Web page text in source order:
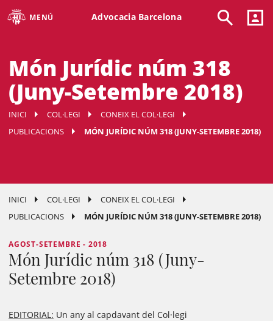
MENÚ Advocacia Barcelona
Món Jurídic núm 318
(Juny-Setembre 2018)
INICI COL·LEGI
CONEIX EL COL·LEGI
PUBLICACIONS
MÓN JURÍDIC NÚM 318 (JUNY-SETEMBRE 2018)
INICI COL·LEGI
CONEIX EL COL·LEGI
PUBLICACIONS
MÓN JURÍDIC NÚM 318 (JUNY-SETEMBRE 2018)
AGOST-SETEMBRE - 2018
Món Jurídic núm 318 (Juny-
Setembre 2018)
EDITORIAL: Un any al capdavant del Col·legi